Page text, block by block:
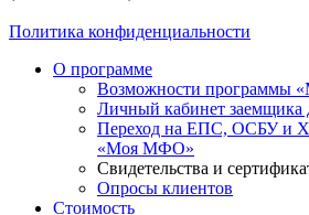
Политика конфиденциальности
О программе
Возможности программы
Личный кабинет заемщика
Переход на ЕПС, ОСБУ и
«Моя МФО»
Свидетельства и
Опросы клиентов
Стоимость